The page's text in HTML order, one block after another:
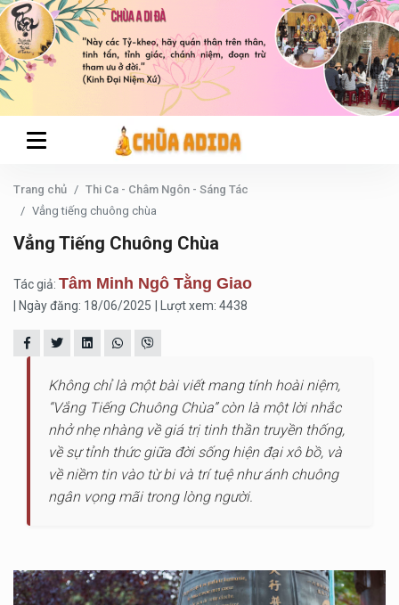
Trang chủ
Thi Ca - Châm Ngôn - Sáng Tác
Vẳng tiếng chuông chùa
Vẳng Tiếng Chuông Chùa
Tác giả: Tâm Minh Ngô Tằng Giao
| Ngày đăng: 18/06/2025 | Lượt xem: 4438
Không chỉ là một bài viết mang tính hoài niệm,
“Vắng Tiếng Chuông Chùa” còn là một lời nhắc
nhở nhẹ nhàng về giá trị tinh thần truyền thống,
về sự tỉnh thức giữa đời sống hiện đại xô bồ, và
về niềm tin vào từ bi và trí tuệ như ánh chuông
ngân vọng mãi trong lòng người.